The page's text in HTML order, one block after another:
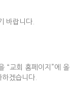
바랍니다.
“교회 홈페이지”에 올
겠습니다.